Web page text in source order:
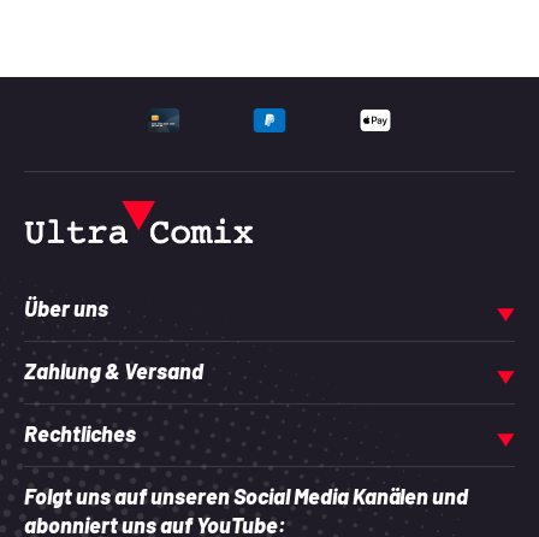
UNTERSTÜTZTE
Über uns
Zahlung & Versand
Rechtliches
Folgt uns auf unseren Social Media Kanälen und
abonniert uns auf YouTube: